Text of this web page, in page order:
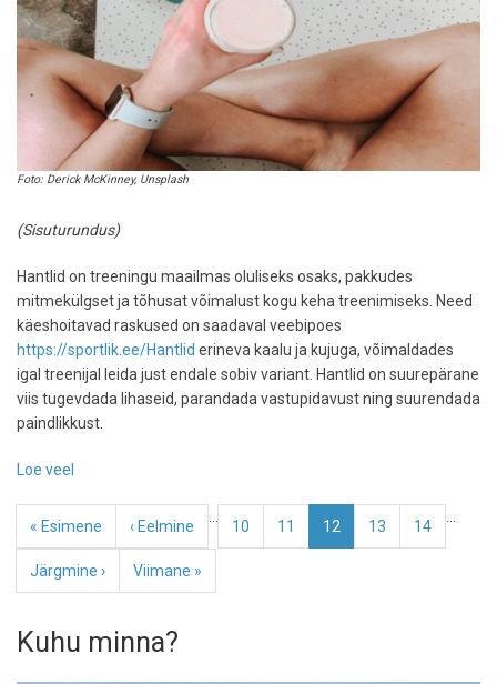
Foto: Derick McKinney, Unsplash
(Sisuturundus)
Hantlid on treeningu maailmas oluliseks osaks, pakkudes
mitmekülgset ja tõhusat võimalust kogu keha treenimiseks. Need
käeshoitavad raskused on saadaval veebipoes
https://sportlik.ee/Hantlid erineva kaalu ja kujuga, võimaldades
igal treenijal leida just endale sobiv variant. Hantlid on suurepärane
viis tugevdada lihaseid, parandada vastupidavust ning suurendada
paindlikkust.
Loe veel
treeningpartner
Pagination
Esimene
leht
« Esimene
Eelmine
leht
‹ Eelmine Page
10 Page
11
Eesolev
leht
12 Page
13 Page
14
Järgmine
leht
Järgmine ›
Viimane
leht
Viimane »
Kuhu minna?